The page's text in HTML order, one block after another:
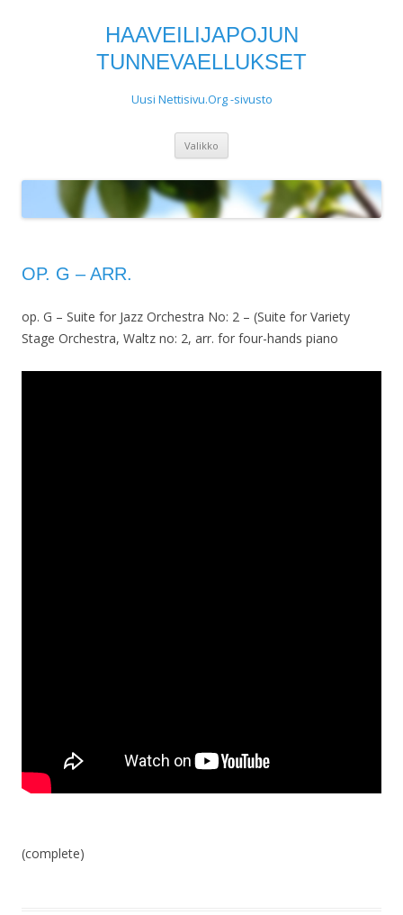
HAAVEILIJAPOJUN
TUNNEVAELLUKSET
Uusi Nettisivu.Org -sivusto
Valikko
OP. G – ARR.
op. G – Suite for Jazz Orchestra No: 2 – (Suite for Variety
Stage Orchestra, Waltz no: 2, arr. for four-hands piano
(complete)